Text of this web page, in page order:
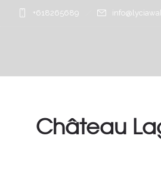
+618265689
Château